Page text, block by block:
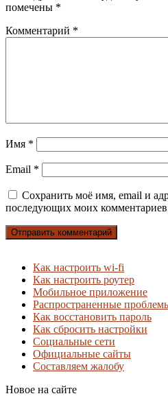
помечены *
Комментарий *
Имя *
Email *
Сохранить моё имя, email и
последующих моих
Как настроить wi-fi
Как настроить роутер
Мобильное приложение
Распространенные
Как восстановить пароль
Как сбросить настройки
Социальные сети
Официальные сайты
Составляем жалобу
Новое на сайте